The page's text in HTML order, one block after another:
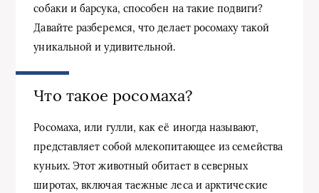
собаки и барсука, способен на такие подвиги?
Давайте разберемся, что делает росомаху такой
уникальной и удивительной.
Что такое росомаха?
Росомаха, или гулли, как её иногда называют,
представляет собой млекопитающее из семейства
куньих. Этот животный обитает в северных
широтах, включая таежные леса и арктические